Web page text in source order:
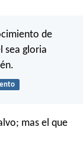
de
sea gloria
mas el que